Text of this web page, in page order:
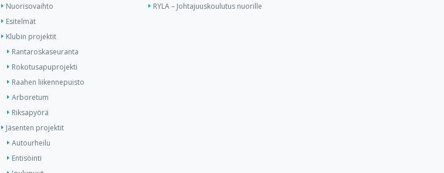
Nuorisovaihto
Esitelmät
Klubin projektit
Rantaroskaseuranta
Rokotusapuprojekti
Raahen liikennepuisto
Arboretum
Riksapyörä
Jäsenten projektit
Autourheilu
Entisöinti
RYLA – Johtajuuskoulutus nuorille